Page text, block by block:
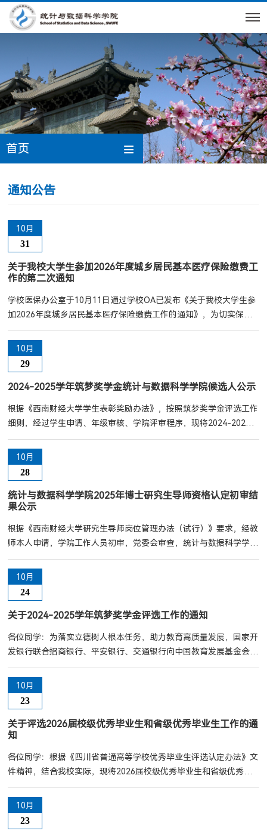
首页
通知公告
10月
31
关于我校大学生参加2026年度城乡居民基本医疗保险缴费工
作的第二次通知
学校医保办公室于10月11日通过学校OA已发布《关于我校大学生参
加2026年度城乡居民基本医疗保险缴费工作的通知》，为切实保障
学生基本医疗保险权益，现就参保缴费及相关事宜再次通知如下：
一、 我校全日制大学生（包括全日制本科生、全日制硕士研究生、
全日制博士研究生及港、澳、台籍大学生）均纳入成都市城乡居民基
本医疗保险参保范围。二、学校集中收取学生参保费截止时间延长至
11月30日，请各学院及时通知尚未缴纳基本医疗参保费的同学（...
10月
29
2024-2025学年筑梦奖学金统计与数据科学学院候选人公示
根据《西南财经大学学生表彰奖励办法》，按照筑梦奖学金评选工作
细则，经过学生申请、年级审核、学院评审程序，现将2024-2025学
年筑梦奖学金统计与数据科学学院候选人进行公示。候选人：王雯怡
公示期：2025年10月29日-10月31日（3个工作日），请有异议者于
公示期内实名向学院反映。最终评选结果以学校公示为准。联系人：
王老师，联系电话：028-87081790统计与数据科学学院2025年10
月29日
10月
28
统计与数据科学学院2025年博士研究生导师资格认定初审结
果公示
根据《西南财经大学研究生导师岗位管理办法（试行）》要求，经教
师本人申请，学院工作人员初审，党委会审查，统计与数据科学学院
学位评定分委会讨论，党政联席会审核，现将本单位初审推荐的
2025年新增博士研究生导师名单公示如下，公示期为2025年10月28
日至2025年11月4日。如对公示结果有异议，可在公示期内反馈，联
系电话：87092207。遴选类别学科类别申报人姓名性别出生日期所
属一级学科所属专业最高学位专业技术职称近5年教学科研成果统计
10月
24
关于2024-2025学年筑梦奖学金评选工作的通知
各位同学：为落实立德树人根本任务，助力教育高质量发展，国家开
发银行联合招商银行、平安银行、交通银行向中国教育发展基金会捐
赠资金，共同设立“筑梦奖学金”，用于奖励获得过国家开发银行承办
的国家助学贷款的学生中，品学兼优的全日制本科生，激励学生努力
向学、奋发向上、自强不息、成长成才。为确保评选工作顺利进行，
现将有关事宜通知如下：一、评选范围：在校全日制二年级以上（含
二年级）本科生二、评选年度：2024-2025学年三、...
10月
23
关于评选2026届校级优秀毕业生和省级优秀毕业生工作的通
知
各位同学：根据《四川省普通高等学校优秀毕业生评选认定办法》文
件精神，结合我校实际，现将2026届校级优秀毕业生和省级优秀毕
业生评选工作安排通知如下：一、评选范围在校2026届全日制应届
毕业本科生、研究生。二、评选名额（一）校级优秀毕业生：在校
2026届全日制应届毕业生人数的10%（二）省级优秀毕业生：在校
2026届全日制应届毕业生人数的4%注：省级优秀毕业生由各学院
10月
23